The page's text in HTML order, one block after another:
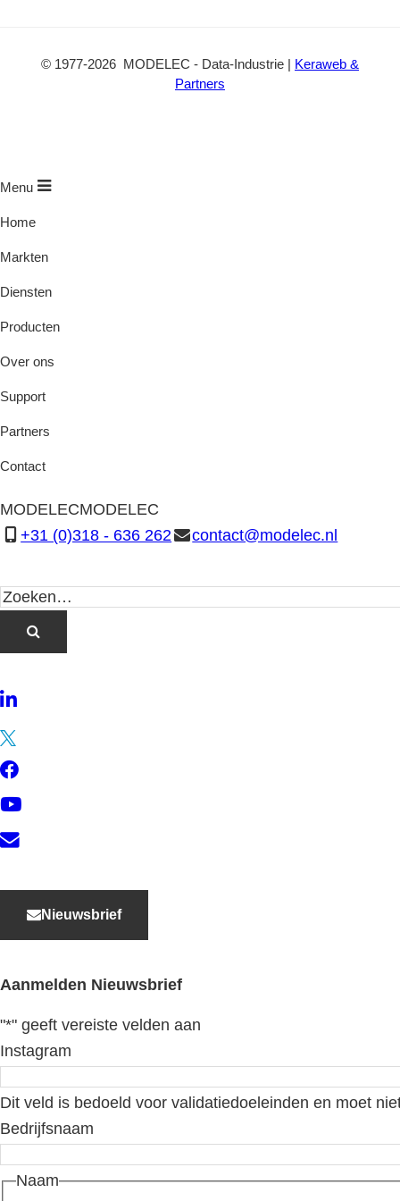
© 1977-2026 MODELEC - Data-Industrie | Keraweb &
Partners
Menu
Home
Markten
Diensten
Producten
Over ons
Support
Partners
Contact
MODELECMODELEC
+31 (0)318 - 636 262
contact@modelec.nl
LinkedIn
YouTube
Contact
Nieuwsbrief
Aanmelden Nieuwsbrief
"*" geeft vereiste velden aan
Instagram
Dit veld is bedoeld voor validatiedoeleinden en moet
Bedrijfsnaam
Naam